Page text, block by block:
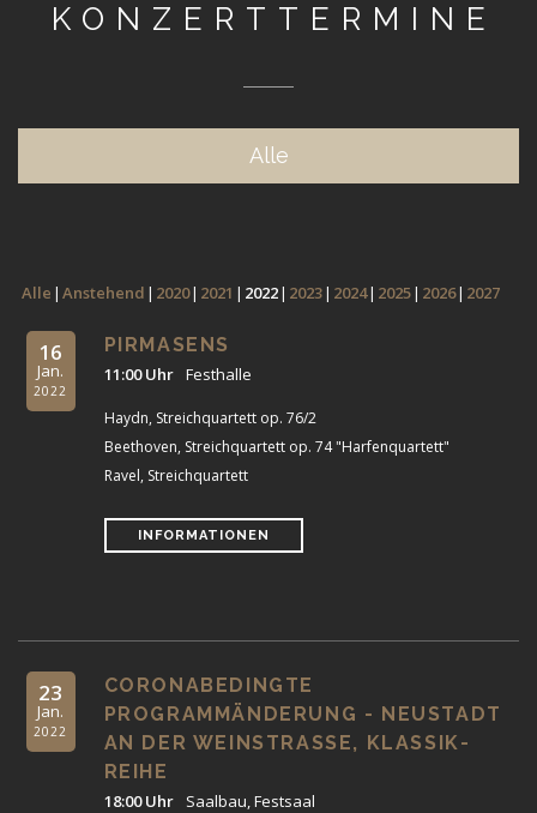
KONZERTTERMINE
Alle
Alle Anstehend 2020 2021 2022 2023 2024 2025 2026 2027
16
Jan.
2022
PIRMASENS
11:00 Uhr Festhalle
Haydn, Streichquartett op. 76/2
Beethoven, Streichquartett op. 74 "Harfenquartett"
Ravel, Streichquartett
INFORMATIONEN
23
Jan.
2022
CORONABEDINGTE
PROGRAMMÄNDERUNG - NEUSTADT
AN DER WEINSTRASSE, KLASSIK-R
EIHE
18:00 Uhr Saalbau, Festsaal